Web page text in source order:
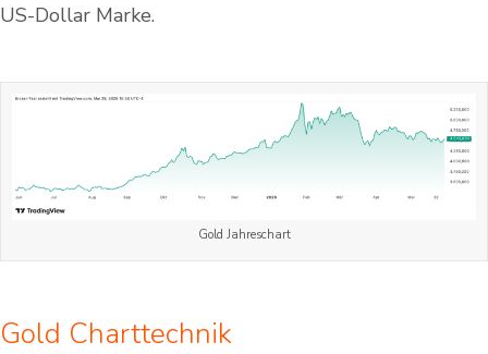
US-Dollar Marke.
Gold Jahreschart
Gold Charttechnik